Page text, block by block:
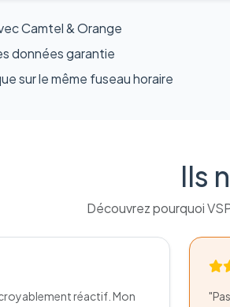
Camtel & Orange
données garantie
sur le même fuseau horaire
Ils
Découvrez pourquoi
réactif. Mon